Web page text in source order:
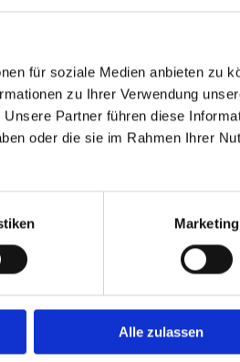
für soziale Medien anbieten zu
zu Ihrer Verwendung
Partner führen diese
oder die sie im Rahmen Ihrer
Marketing
Alle zulassen
zu bieten: 2 Zimmer, 1
wenn Sie über die steile Treppe
in der offenen Galerie-Diele mit 4
Durch den fast quadratischen
Mini-Dachstudio. Dieses ist
dem sehr schrägen Dach.
den Stil der 2000 Jahre, als das 5